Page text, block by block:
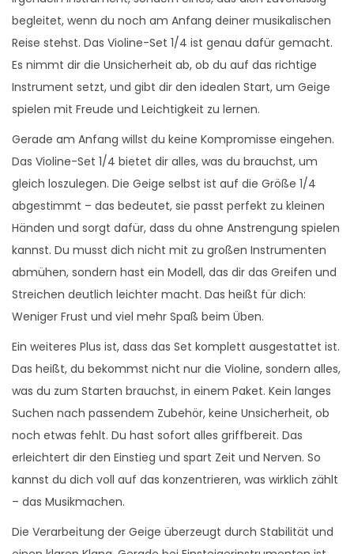
M
e
n
g
e
begleitet, wenn du noch am Anfang deiner musikalischen
Reise stehst. Das Violine-Set 1/4 ist genau dafür gemacht.
Es nimmt dir die Unsicherheit ab, ob du auf das richtige
Instrument setzt, und gibt dir den idealen Start, um Geige
spielen mit Freude und Leichtigkeit zu lernen.
Gerade am Anfang willst du keine Kompromisse eingehen.
Das Violine-Set 1/4 bietet dir alles, was du brauchst, um
gleich loszulegen. Die Geige selbst ist auf die Größe 1/4
abgestimmt – das bedeutet, sie passt perfekt zu kleinen
Händen und sorgt dafür, dass du ohne Anstrengung spielen
kannst. Du musst dich nicht mit zu großen Instrumenten
abmühen, sondern hast ein Modell, das dir das Greifen und
Streichen deutlich leichter macht. Das heißt für dich:
Weniger Frust und viel mehr Spaß beim Üben.
Ein weiteres Plus ist, dass das Set komplett ausgestattet ist.
Das heißt, du bekommst nicht nur die Violine, sondern alles,
was du zum Starten brauchst, in einem Paket. Kein langes
Suchen nach passendem Zubehör, keine Unsicherheit, ob
noch etwas fehlt. Du hast sofort alles griffbereit. Das
erleichtert dir den Einstieg und spart Zeit und Nerven. So
kannst du dich voll auf das konzentrieren, was wirklich zählt
– das Musikmachen.
Die Verarbeitung der Geige überzeugt durch Stabilität und